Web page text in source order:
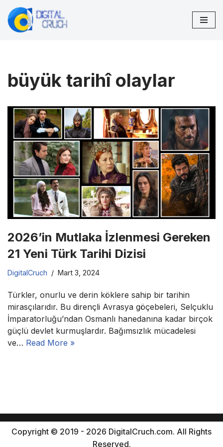
İçeriğe
büyük tarihî olaylar
2026’in Mutlaka İzlenmesi Gereken
21 Yeni Türk Tarihi Dizisi
DigitalCruch Mart 3, 2024
Türkler, onurlu ve derin köklere sahip bir tarihin
mirasçılarıdır. Bu dirençli Avrasya göçebeleri, Selçuklu
İmparatorluğu’ndan Osmanlı hanedanına kadar birçok
güçlü devlet kurmuşlardır. Bağımsızlık mücadelesi
ve… Read More »
Copyright © 2019 - 2026 DigitalCruch.com. All Rights
Reserved.